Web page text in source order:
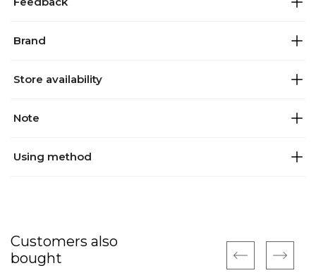
Продолжить в браузере
Brand
Store availability
Note
Using method
Customers also
bought